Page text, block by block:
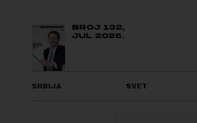
BROJ 132,
JUL 2026.
SRBIJA SVET